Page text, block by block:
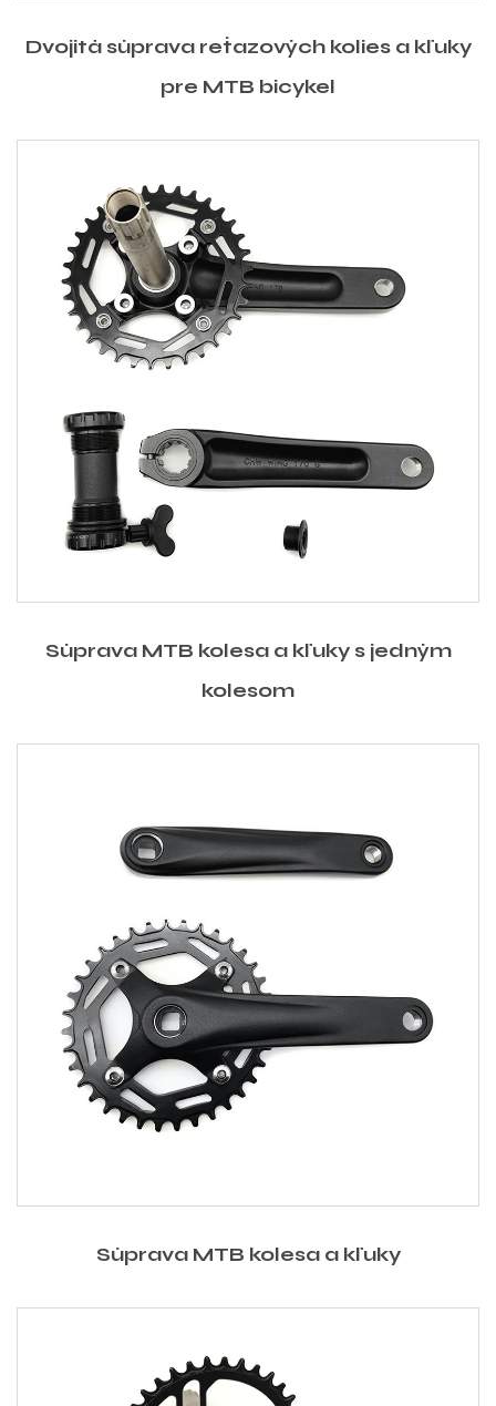
Dvojitá súprava reťazových kolies a kľuky
pre MTB bicykel
Súprava MTB kolesa a kľuky s jedným
kolesom
Súprava MTB kolesa a kľuky